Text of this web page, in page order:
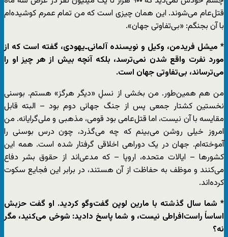
قتل‌عام می‌شوند. این همان چیزی است که من تمام عمرم کوشیده‌ام
با آن بجنگم: «بی‌تفاوتی جهان».
* میشل فریدمن، وکیل و نویسنده آلمانی‌ـ‌یهودی، گفته است که از
مورد نفرت واقع شدن نمی‌ترسد، بلکه آنچه بیش از هر چیز او را
می‌ترساند، بی‌تفاوتی جهان است.
من هم همین‌طور. من بخشی از نسلِ «دیگر هرگز» هستم. بوسنی
نخستین کشتار جمعی پس از جنگ جهانی دوم بود – البته قابل
مقایسه با آن نیست، اما قتل‌عامی بود قومی، مذهبی و ملی‌گرایانه. من
امروز خیلی روشن می‌بینم که چه می‌گذرد، چون درس بوسنی را
آموخته‌ام. جهان در یک دوراهی اخلاقی گرفتار شده است. همه این
کشورها – ایالات متحده، اروپا – که مدعی‌اند از حقوق بشر دفاع
می‌کنند و موظف به حفاظت از آن هستند، در برابر این فجایع سکوت
کرده‌اند.
* شما سال گذشته با مارین لوپن گفت‌وگو کردید. او گفت حزبش
اساساً راست‌افراطی نیست، و شما پاسخ دادید: شوخی می‌کنید، مگر
نه؟